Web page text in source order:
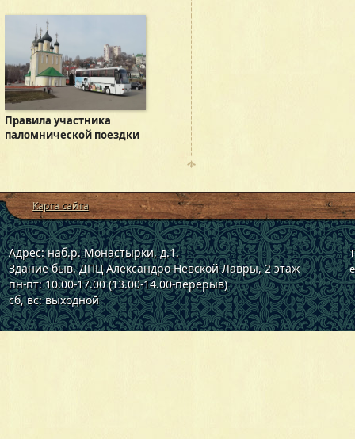
Правила участника
паломнической поездки
Карта сайта
Адрес: наб.р. Монастырки, д.1.
Здание быв. ДПЦ Александро-Невской Лавры, 2 этаж
пн-пт: 10.00-17.00 (13.00-14.00-перерыв)
сб, вс: выходной